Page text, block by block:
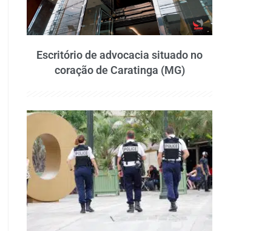
Escritório de advocacia situado no
coração de Caratinga (MG)